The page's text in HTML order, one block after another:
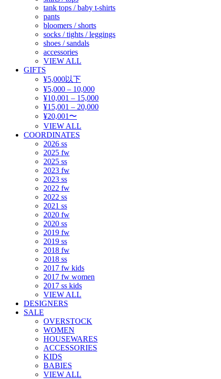
tank tops / baby t-shirts
pants
bloomers / shorts
socks / tights / leggings
shoes / sandals
accessories
VIEW ALL
GIFTS
¥5,000以下
¥5,000 – 10,000
¥10,001 – 15,000
¥15,001 – 20,000
¥20,001〜
VIEW ALL
COORDINATES
2026 ss
2025 fw
2025 ss
2023 fw
2023 ss
2022 fw
2022 ss
2021 ss
2020 fw
2020 ss
2019 fw
2019 ss
2018 fw
2018 ss
2017 fw kids
2017 fw women
2017 ss kids
VIEW ALL
DESIGNERS
SALE
OVERSTOCK
WOMEN
HOUSEWARES
ACCESSORIES
KIDS
BABIES
VIEW ALL